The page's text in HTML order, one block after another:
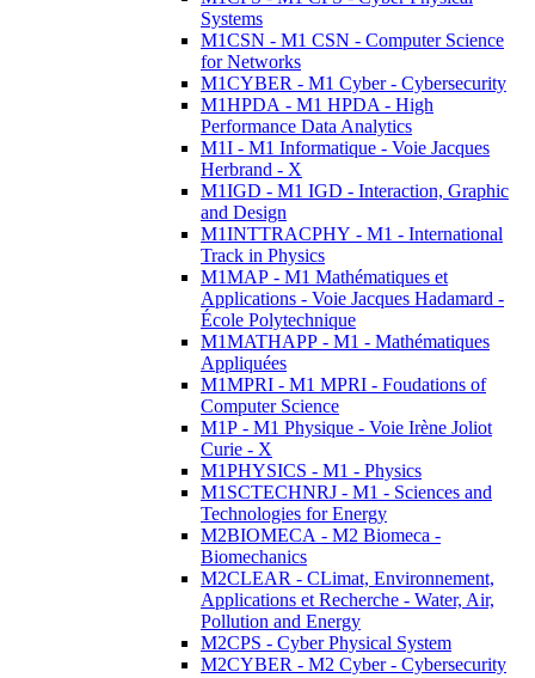
Systems
M1CSN - M1 CSN - Computer Science
for Networks
M1CYBER - M1 Cyber - Cybersecurity
M1HPDA - M1 HPDA - High
Performance Data Analytics
M1I - M1 Informatique - Voie Jacques
Herbrand - X
M1IGD - M1 IGD - Interaction, Graphic
and Design
M1INTTRACPHY - M1 - International
Track in Physics
M1MAP - M1 Mathématiques et
Applications - Voie Jacques Hadamard -
École Polytechnique
M1MATHAPP - M1 - Mathématiques
Appliquées
M1MPRI - M1 MPRI - Foudations of
Computer Science
M1P - M1 Physique - Voie Irène Joliot
Curie - X
M1PHYSICS - M1 - Physics
M1SCTECHNRJ - M1 - Sciences and
Technologies for Energy
M2BIOMECA - M2 Biomeca -
Biomechanics
M2CLEAR - CLimat, Environnement,
Applications et Recherche - Water, Air,
Pollution and Energy
M2CPS - Cyber Physical System
M2CYBER - M2 Cyber - Cybersecurity